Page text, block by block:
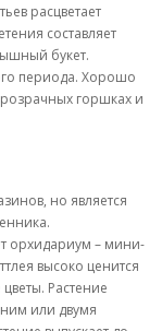
расцветает
составляет
букет.
периода. Хорошо
горшках и
но является
орхидариум – мини-
высоко ценится
Растение
или двумя